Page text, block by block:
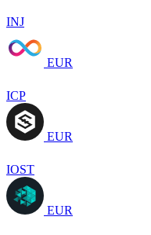
INJ
EUR
ICP
EUR
IOST
EUR